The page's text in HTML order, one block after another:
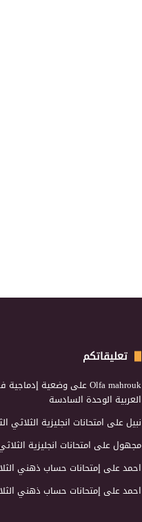
تعليقاتكم
Olfa mahroukعلىوضعية إدماجية
العربية الوحدة السادسة
نبيلعلى امتحانات انجليزية الثلاثي
مجهولعلى امتحانات انجليزية
احمدعلى إمتحانات حساب ذهني
احمدعلى إمتحانات حساب ذهني